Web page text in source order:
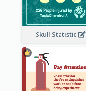
Skull Statistic